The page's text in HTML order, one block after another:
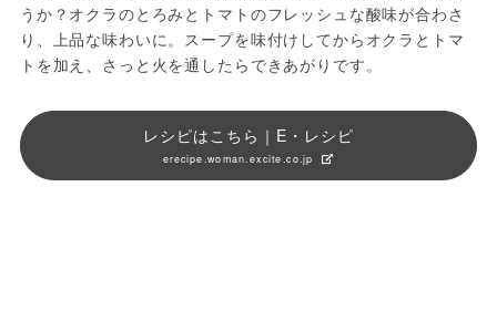
うか？オクラのとろみとトマトのフレッシュな酸味が合わさ
り、上品な味わいに。スープを味付けしてからオクラとトマ
トを加え、さっと火を通したらできあがりです。
レシピはこちら｜E・レシピ
erecipe.woman.excite.co.jp